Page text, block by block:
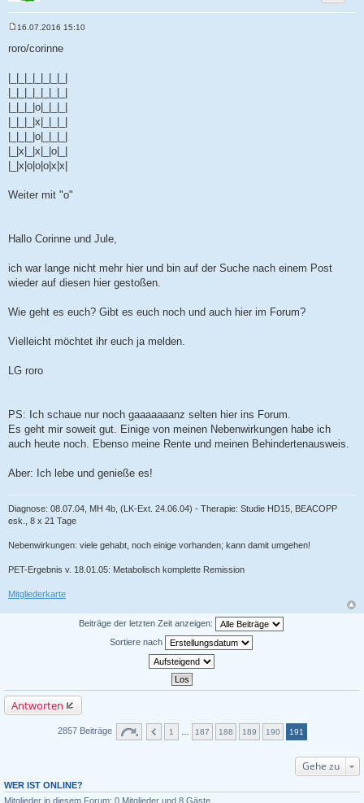
i
r
a
16.07.2016 15:10
roro/corinne
|_|_|_|_|_|_|_|
|_|_|_|_|_|_|_|
|_|_|_|o|_|_|_|
|_|_|_|x|_|_|_|
|_|_|_|o|_|_|_|
|_|x|_|x|_|o|_|
|_|x|o|o|o|x|x|
Weiter mit "o"
Hallo Corinne und Jule,
ich war lange nicht mehr hier und bin auf der Suche nach einem Post
wieder auf diesen hier gestoßen.
Wie geht es euch? Gibt es euch noch und auch hier im Forum?
Vielleicht möchtet ihr euch ja melden.
LG roro
PS: Ich schaue nur noch gaaaaaaanz selten hier ins Forum.
Es geht mir soweit gut. Einige von meinen Nebenwirkungen habe ich
auch heute noch. Ebenso meine Rente und meinen Behindertenausweis.
Aber: Ich lebe und genieße es!
Diagnose: 08.07.04, MH 4b, (LK-Ext. 24.06.04) - Therapie: Studie HD15, BEACOPP
esk., 8 x 21 Tage
Nebenwirkungen: viele gehabt, noch einige vorhanden; kann damit umgehen!
PET-Ergebnis v. 18.01.05: Metabolisch komplette Remission
Mitgliederkarte
Beiträge der letzten Zeit anzeigen:
Sortiere nach
Antworten
2857 Beiträge 1 187 188 189 190 191
Gehe zu
WER IST ONLINE?
Mitglieder in diesem Forum: 0 Mitglieder und 8 Gäste